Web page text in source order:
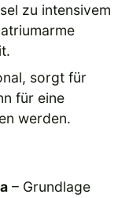
zu intensivem
sorgt für
für eine
werden.
– Grundlage